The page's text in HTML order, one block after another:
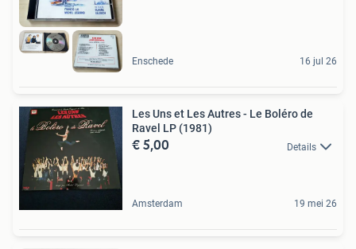
Enschede 16 jul 26
Les Uns et Les Autres - Le Boléro de
Ravel LP (1981)
€ 5,00 Details
Amsterdam 19 mei 26